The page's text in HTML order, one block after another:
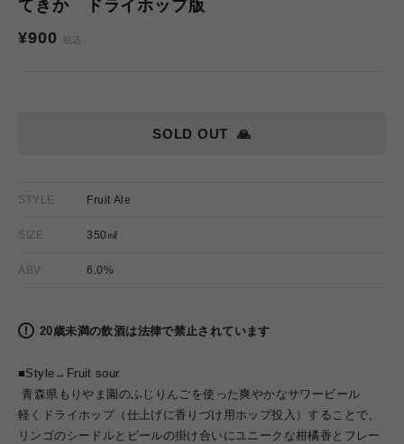
てきか ドライホップ版
通
¥900 税込
🙏
SOLD OUT
STYLE Fruit Ale
SIZE 350㎖
ABV 6.0%
20歳未満の飲酒は法律で禁止されています
■Style→Fruit sour
青森県もりやま園のふじりんごを使った爽やかなサワービール
軽くドライホップ（仕上げに香りづけ用ホップ投入）することで、
リンゴのシードルとビールの掛け合いにユニークな柑橘香とフレー